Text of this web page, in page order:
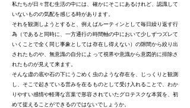
私たちが日々営む生活の中には、確かにそこにあるけれど、認識して
いないものの気配を感じる時があります。
それを観測しようとすると、例えばルーティンとして毎日繰り返す行
為（であると同時に、一方通行の時間軸の中において少しずつズレて
いくことで全く同じ事象としては存在し得えない）の隙間から絞り出
されたものや、無意識の自分によって視界や意識から意図的に排除さ
れたものが見えて来ます。
そんな虚の底や石の下にうごめく虫のような存在を、じっくりと観測
し、そこで起きている営みを在るものとして受け入れることで、わか
りやすい感情や軽薄な言葉で形容されていたグロテスクな本質を、初
めて捉えることができるのではないでしょうか。